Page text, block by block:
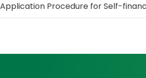
Application Procedure for Self-